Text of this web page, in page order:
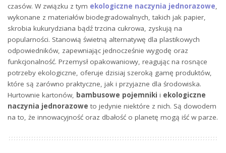
czasów. W związku z tym ekologiczne naczynia jednorazowe,
wykonane z materiałów biodegradowalnych, takich jak papier,
skrobia kukurydziana bądź trzcina cukrowa, zyskują na
popularności. Stanowią świetną alternatywę dla plastikowych
odpowiedników, zapewniając jednocześnie wygodę oraz
funkcjonalność. Przemysł opakowaniowy, reagując na rosnące
potrzeby ekologiczne, oferuje dzisiaj szeroką gamę produktów,
które są zarówno praktyczne, jak i przyjazne dla środowiska.
Hurtownie kartonów, bambusowe pojemniki i ekologiczne
naczynia jednorazowe to jedynie niektóre z nich. Są dowodem
na to, że innowacyjność oraz dbałość o planetę mogą iść w parze.